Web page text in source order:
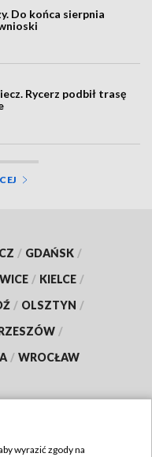
Do końca sierpnia
Rycerz podbił trasę
/ GDAŃSK /
/ KIELCE /
/ OLSZTYN /
/
/ WROCŁAW
wyrazić zgody na